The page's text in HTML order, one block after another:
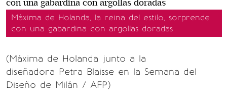
Máxima de Holanda, la reina del estilo, sorprende
con una gabardina con argollas doradas
(Máxima de Holanda junto a la
diseñadora Petra Blaisse en la Semana del
Diseño de Milán / AFP)